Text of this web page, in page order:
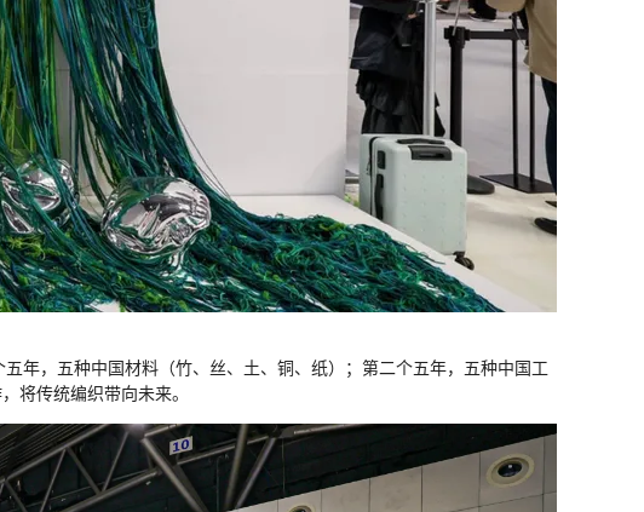
年，五种中国材料（竹、丝、土、铜、纸）；第二个五年，五种中国工
将传统编织带向未来。